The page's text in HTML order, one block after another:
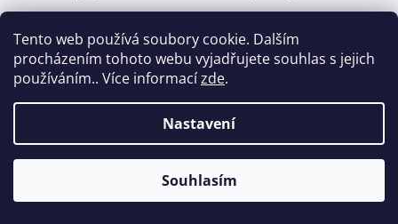
Tento web používá soubory cookie. Dalším
procházením tohoto webu vyjadřujete souhlas s jejich
používáním.. Více informacízde.
Nastavení
Souhlasím
Vytvořil Shoptet
Šablonu upravilTomáš Hlad.